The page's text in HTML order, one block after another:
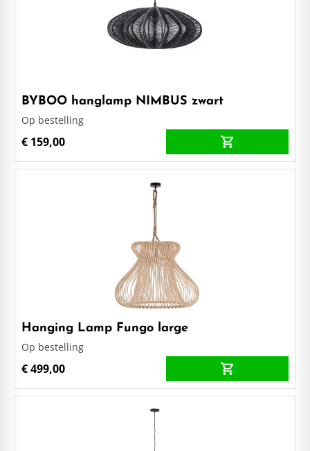
BYBOO hanglamp NIMBUS zwart
Op bestelling
€ 159,00
Hanging Lamp Fungo large
Op bestelling
€ 499,00